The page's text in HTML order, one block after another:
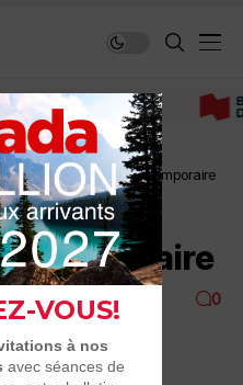
et conseils
À propos du visa temporaire
FAQ
temporaire
VUES 0